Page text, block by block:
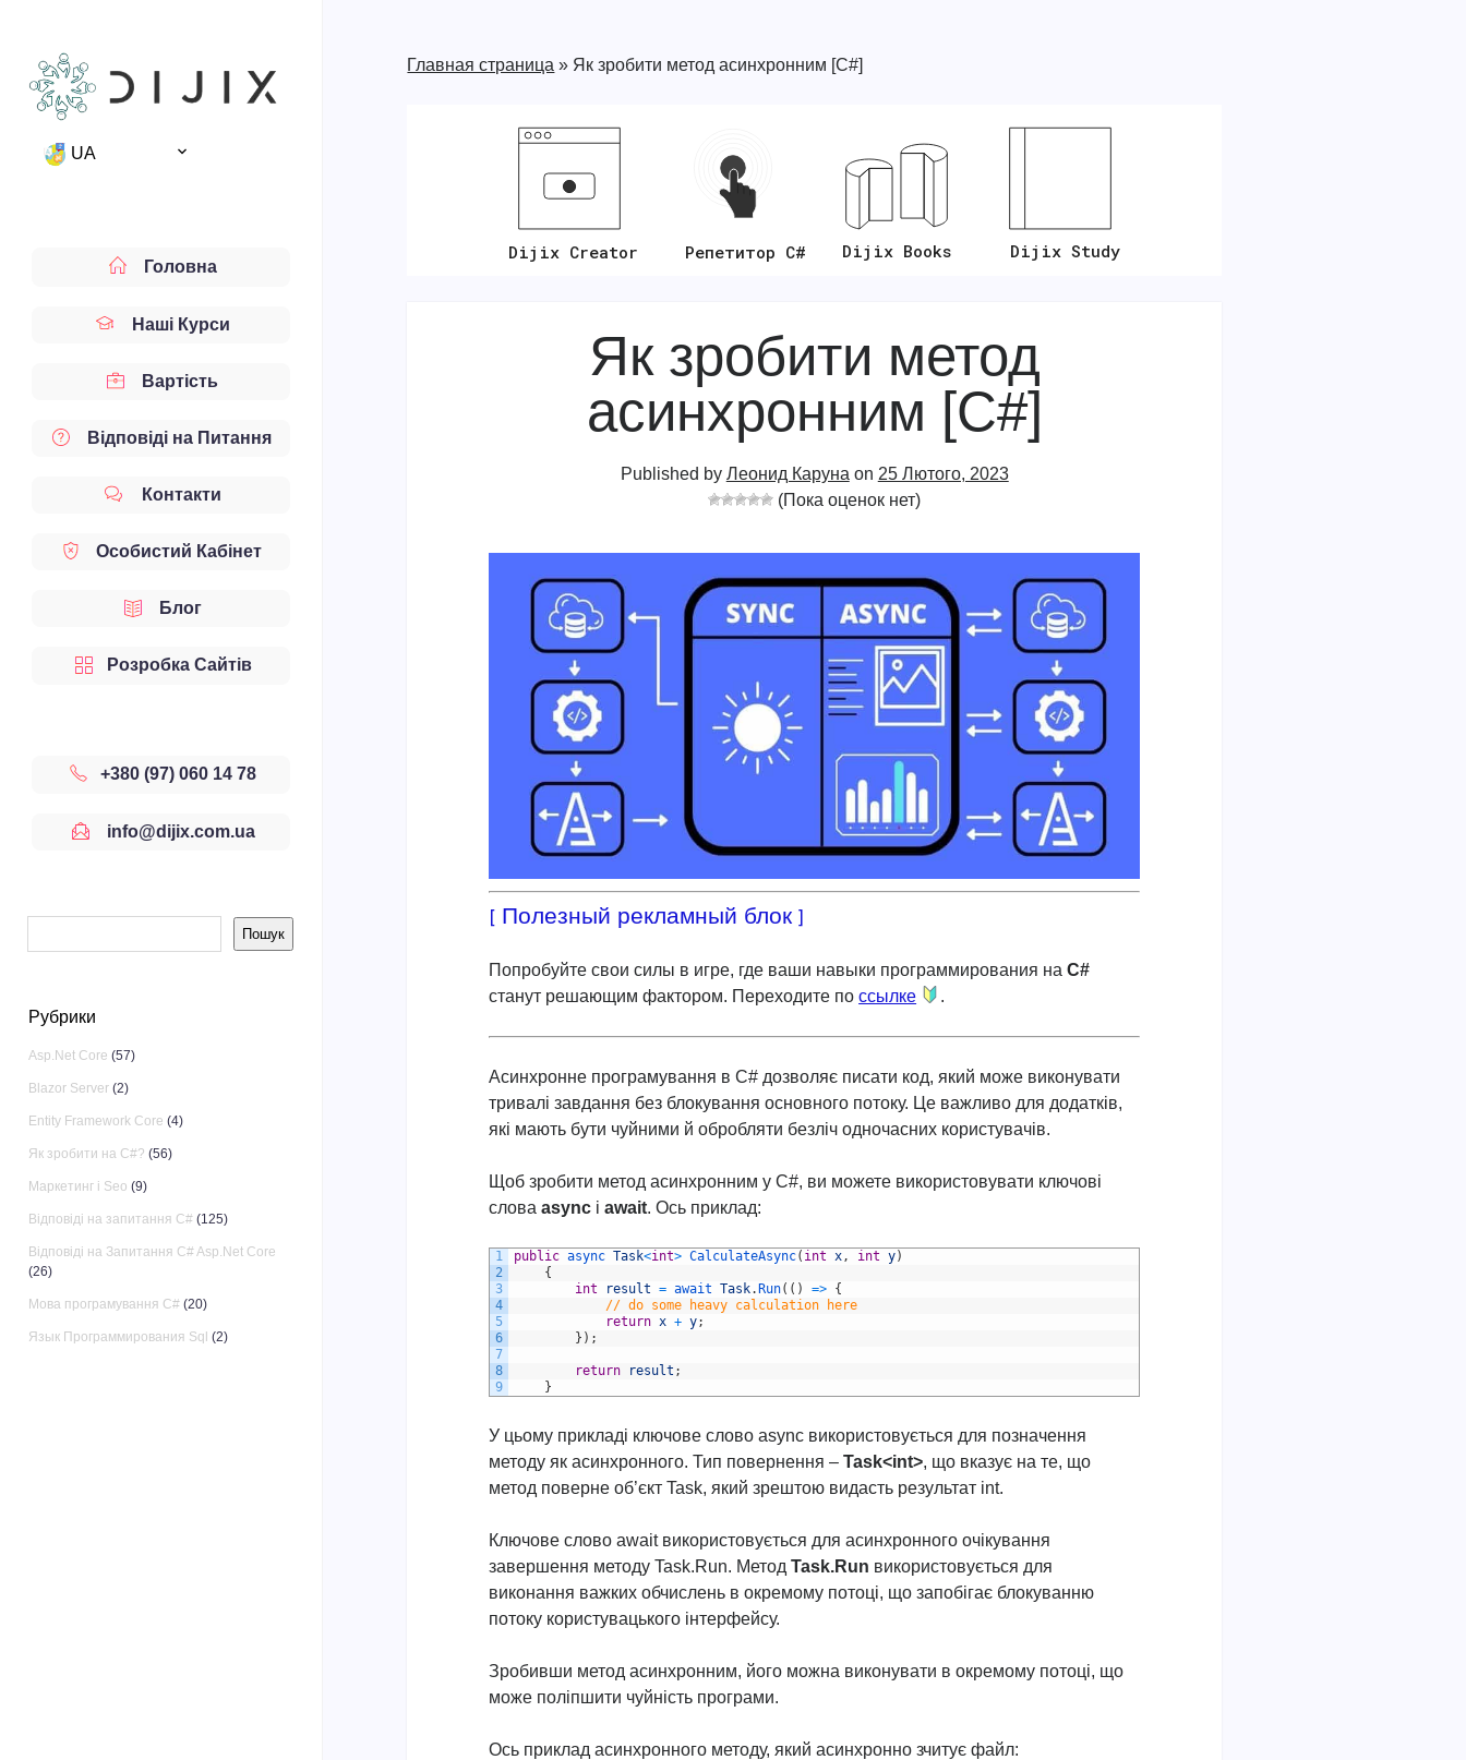
UA
Головна
Наші Курси
Вартість
Відповіді на Питання
Контакти
Особистий Кабінет
Блог
Розробка Сайтів
+380 (97) 060 14 78
info@dijix.com.ua
Sidebar
Пошук
Рубрики
Asp.Net Core (57)
Blazor Server(2)
Entity Framework Core (4)
Як зробити на C#? (56)
Маркетинг і Seo (9)
Відповіді на запитання C#(125)
Відповіді на Запитання C# Asp.Net Core
(26)
Мова програмування C#(20)
Язык Программирования Sql (2)
Главная страница » Як зробити метод асинхронним [C#]
Dijix Creator Репетитор C# Dijix Books Dijix Study
Як зробити метод
асинхронним [C#]
Published by Леонид Каруна on 25 Лютого, 2023
(Пока оценок нет)
[ Полезный рекламный блок ]
Попробуйте свои силы в игре, где ваши навыки программирования наC#
станут решающим фактором. Переходите поссылке .
Асинхронне програмування в C# дозволяє писати код, який може виконувати
тривалі завдання без блокування основного потоку. Це важливо для додатків,
які мають бути чуйними й обробляти безліч одночасних користувачів.
Щоб зробити метод асинхронним у C#, ви можете використовувати ключові
словаasync іawait. Ось приклад:
1
2
3
4
5
6
7
8
9
public async Task<int> CalculateAsync( int x , int y)
{
int
result = await Task.Run( ( ) => {
// do some heavy calculation here
return x + y;
} ) ;
return result ;
}
У цьому прикладі ключове слово async використовується для позначення
методу як асинхронного. Тип повернення –Task<int>, що вказує на те, що
метод поверне об’єкт Task, який зрештою видасть результат int.
Ключове слово await використовується для асинхронного очікування
завершення методу Task.Run. МетодTask.Run використовується для
виконання важких обчислень в окремому потоці, що запобігає блокуванню
потоку користувацького інтерфейсу.
Зробивши метод асинхронним, його можна виконувати в окремому потоці, що
може поліпшити чуйність програми.
Ось приклад асинхронного методу, який асинхронно зчитує файл: